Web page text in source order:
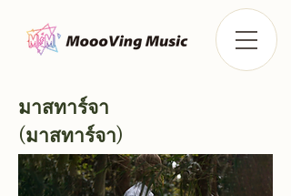
มาสทาร์จา
(มาสทาร์จา)